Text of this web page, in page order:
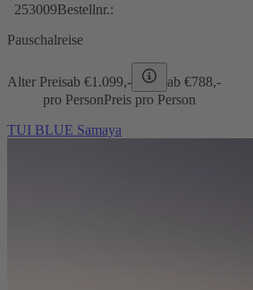
253009Bestellnr.:
Pauschalreise
Alter Preisab €1.099,- ab €788,-
pro PersonPreis pro Person
TUI BLUE Samaya